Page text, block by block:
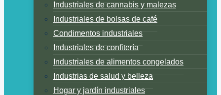
Industriales de cannabis y malezas
Industriales de bolsas de café
Condimentos industriales
Industriales de confitería
Industriales de alimentos congelados
Industrias de salud y belleza
Hogar y jardín industriales